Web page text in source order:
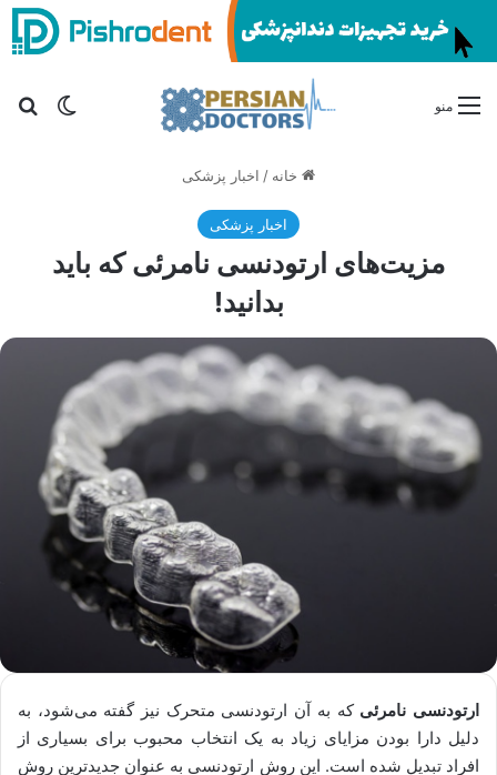
تغییر منو
خانه / اخبار پزشکی
اخبار پزشکی
مزیت‌های ارتودنسی نامرئی که باید
بدانید!
ارتودنسی نامرئی که به آن ارتودنسی متحرک نیز گفته می‌شود، به
دلیل دارا بودن مزایای زیاد به یک انتخاب محبوب برای بسیاری از
افراد تبدیل شده است. این روش ارتودنسی به عنوان جدیدترین روش‌